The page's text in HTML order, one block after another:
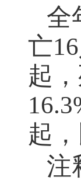
全
亡
起
起
注